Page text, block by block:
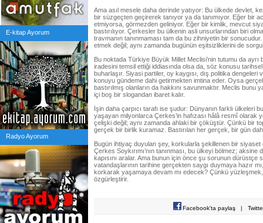
E-kitap Ayorum
Radyo Ayorum
Ama asıl mesele daha derinde yatıyor: Bu ülkede devlet,
bir süzgeçten geçirerek tanıyor ya da tanımıyor. Eğer bir
etmiyorsa, görmezden geliniyor. Eğer bir kimlik, mevcut
bastırılıyor. Çerkesler bu ülkenin asli unsurlarından biri
travmanın tanınmaması tam da bu zihniyetin bir
etmek değil; aynı zamanda bugünün eşitsizliklerini de
Bu noktada Türkiye Büyük Millet Meclisi’nin tutumu da ayrı
iradesini temsil ettiği iddiasında olsa da, söz konusu
buharlaşır. Siyasi partiler, oy kaygısı, dış politika dengeleri
konuyu gündeme dahi getirmekten imtina eder. Oysa
bastırılmış olanların da hakkını savunmaktır. Meclis bunu
içi boş bir slogandan ibaret kalır.
İşin daha çarpıcı tarafı ise şudur: Dünyanın farklı ülkeleri
yaşayan milyonlarca Çerkes’in hafızası hâlâ resmî olarak
çelişki değil; aynı zamanda ahlaki bir çöküştür. Çünkü bir
gerçek bir birlik kuramaz. Bastırılan her gerçek, bir gün
Bugün ihtiyaç duyulan şey, korkularla şekillenen bir
Çerkes Soykırımı’nın tanınması, bu ülkeyi bölmez;
kapısını aralar. Ama bunun için önce şu sorunun dürüstçe
vatandaşlarının tarihine gerçekten saygı duymaya hazır
korkarak yaşamaya devam mı edecek? Çünkü
özgürleştirir.
Facebook'ta paylaş |